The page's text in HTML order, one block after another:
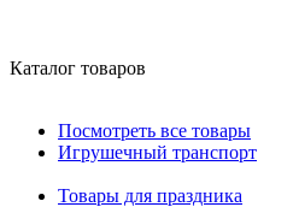
Каталог товаров
Посмотреть все товары
Игрушечный транспорт
Товары для праздника